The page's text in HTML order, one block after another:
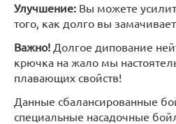
Улучшение: Вы можете
того, как долго вы
Важно! Долгое дипование
крючка на жало мы
плавающих свойств!
Данные сбалансированные
специальные насадочные